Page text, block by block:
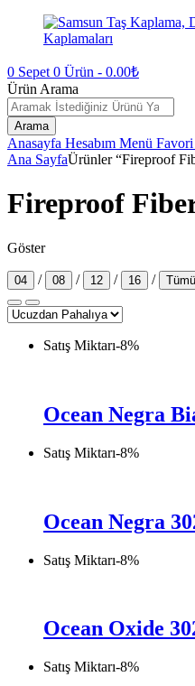
0 Sepet 0 Ürün - 0.00₺
Ürün Arama
Arama
Anasayfa Hesabım Menü Favori
Ana SayfaÜrünler “Fireproof
Fireproof
Göster
04 / 08 / 12 / 16 / Tümü
Satış Miktarı-8%
Ocean Negra
Satış Miktarı-8%
Ocean Negra
Satış Miktarı-8%
Ocean Oxide
Satış Miktarı-8%